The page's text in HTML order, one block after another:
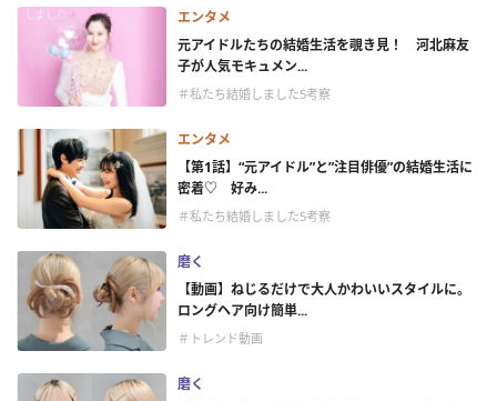
エンタメ
元アイドルたちの結婚生活を覗き見！ 河北麻友
子が人気モキュメン...
＃私たち結婚しました5考察
エンタメ
【第1話】“元アイドル”と”注目俳優”の結婚生活に
密着♡ 好み...
＃私たち結婚しました5考察
磨く
【動画】ねじるだけで大人かわいいスタイルに。
ロングヘア向け簡単...
＃トレンド動画
磨く